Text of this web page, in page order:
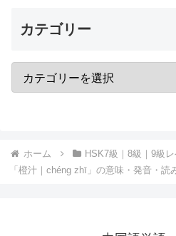
カテゴリー
ホーム HSK7級｜8級｜9級
「橙汁｜chéng zhī」の意味・発音・読